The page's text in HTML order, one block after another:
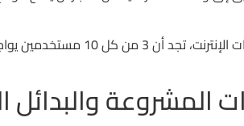
وأنت تدفع 1500 جنيه
المشروعة والبدائل